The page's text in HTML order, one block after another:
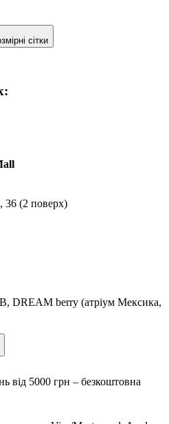
сітки
36 (2 поверх)
DREAM berry (атріум Мексика,
від 5000 грн – безкоштовна